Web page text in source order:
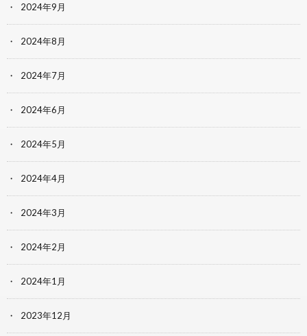
2024年9月
2024年8月
2024年7月
2024年6月
2024年5月
2024年4月
2024年3月
2024年2月
2024年1月
2023年12月